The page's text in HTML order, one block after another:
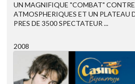
UN MAGNIFIQUE "COMBAT" CONTRE
ATMOSPHERIQUES ET UN PLATEAU
PRES DE 3500 SPECTATEUR ...
2008